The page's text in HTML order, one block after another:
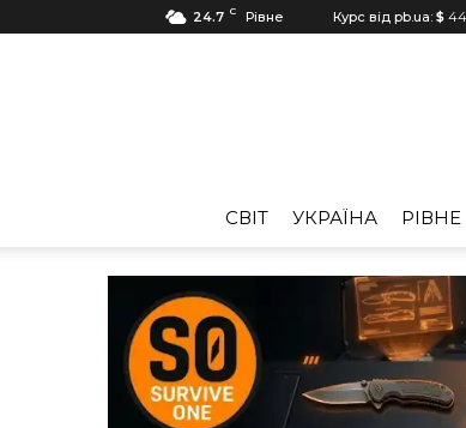
24.7 C Рівне Курс від pb.ua: $
CВІТ УКРАЇНА РІВНЕ